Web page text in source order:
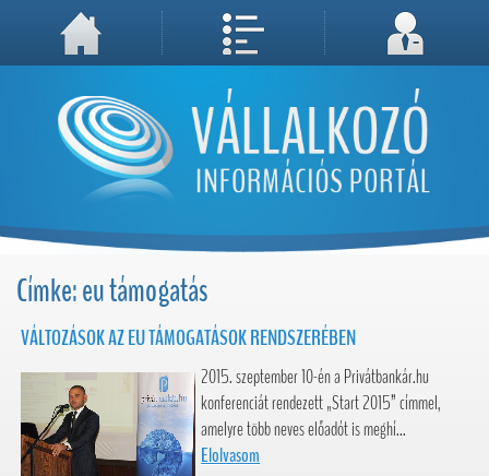
A weboldal használatával Ön elfogadja, hogy Cookie-kat (sütiket) tároljunk számítógépén. A sütik a weboldal megfelelő működéséhez
Megértettem, folytatás...
Címke: eu támogatás
VÁLTOZÁSOK AZ EU TÁMOGATÁSOK RENDSZERÉBEN
2015. szeptember 10-én a Privátbankár.hu
konferenciát rendezett „Start 2015” címmel,
amelyre több neves előadót is meghí...
Elolvasom